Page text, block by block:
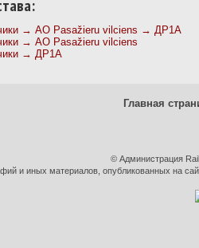
→ АО Pasažieru vilciens → ДР1А
→ АО Pasažieru vilciens
→ ДР1А
Главная
© Администрация
и иных материалов, опубликованных на